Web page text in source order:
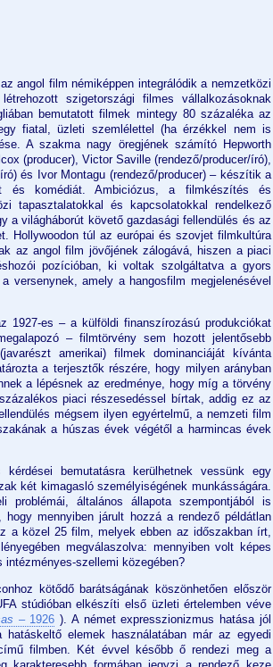
angol film némiképpen integrálódik a nemzetközi
szigetországi filmes vállalkozásoknak
bemutatott filmek mintegy 80 százaléka az
fiatal, üzleti szemlélettel (ha érzékkel nem is
A szakma nagy öregjének számító Hepworth
(producer), Victor Saville (rendező/producer/író),
és Ivor Montagu (rendező/producer) – készítik a
és komédiát. Ambiciózus, a filmkészítés és
tapasztalatokkal és kapcsolatokkal rendelkező
a világháborút követő gazdasági fellendülés és az
Hollywoodon túl az európai és szovjet filmkultúra
az angol film jövőjének zálogává, hiszen a piaci
pozícióban, ki voltak szolgáltatva a gyors
versenynek, amely a hangosfilm megjelenésével
1927-es – a külföldi finanszírozású produkciókat
– filmtörvény sem hozott jelentősebb
amerikai) filmek dominanciáját kívánta
a terjesztők részére, hogy milyen arányban
a lépésnek az eredménye, hogy míg a törvény
piaci részesedéssel bírtak, addig ez az
mégsem ilyen egyértelmű, a nemzeti film
a húszas évek végétől a harmincas évek
bemutatásra kerülhetnek vessünk egy
két kimagasló személyiségének munkásságára.
problémái, általános állapota szempontjából is
mennyiben járult hozzá a rendező példátlan
a közel 25 film, melyek ebben az időszakban írt,
megválaszolva: mennyiben volt képes
szellemi közegében?
kötődő barátságának köszönhetően először
stúdióban elkészíti első üzleti értelemben véve
– 1926 ). A német expresszionizmus hatása jól
elemek használatában már az egyedi
filmben. Két évvel később ő rendezi meg a